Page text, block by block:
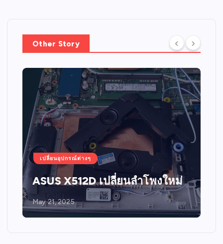
Other Story
เปลี่ยนอุปกรณ์ต่างๆ
ASUS X512D เปลี่ยนลำโพงใหม่
May 21, 2025